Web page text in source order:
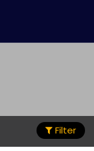
Filter